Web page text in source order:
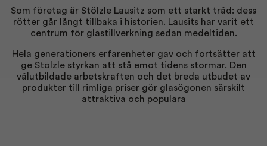
Som företag är Stölzle Lausitz som ett starkt träd: dess
rötter går långt tillbaka i historien. Lausits ​​har varit ett
centrum för glastillverkning sedan medeltiden.
Hela generationers erfarenheter gav och fortsätter att
ge Stölzle styrkan att stå emot tidens stormar. Den
välutbildade arbetskraften och det breda utbudet av
produkter till rimliga priser gör glasögonen särskilt
attraktiva och populära